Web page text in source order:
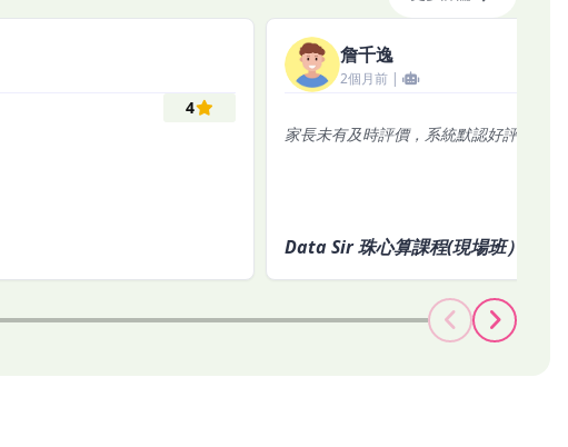
4
詹千逸
2個月前 |
家長未有及時評價，系統默認好評
Data Sir 珠心算課程(現場班）